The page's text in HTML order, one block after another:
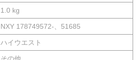
1.0 kg
NXY 178749572-、51685
ハイウエスト